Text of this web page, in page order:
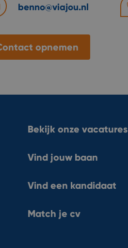
benno@viajou.nl
opnemen
Bekijk onze vacatures
Vind jouw baan
Vind een kandidaat
Match je cv